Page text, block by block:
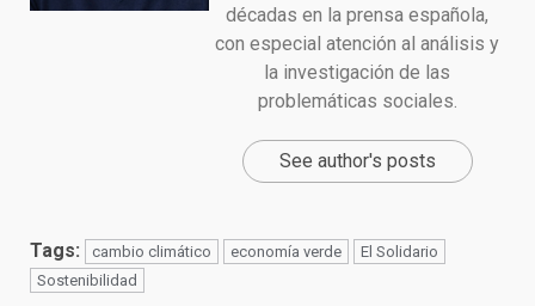
décadas en la prensa española,
con especial atención al análisis y
la investigación de las
problemáticas sociales.
See author's posts
Tags: cambio climático economía verde
El Solidario
Sostenibilidad